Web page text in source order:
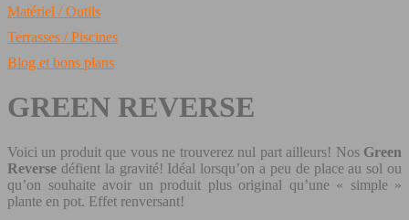
Matériel / Outils
Terrasses / Piscines
Blog et bons plans
GREEN REVERSE
Voici un produit que vous ne trouverez nul part ailleurs! Nos Green
Reverse défient la gravité! Idéal lorsqu’on a peu de place au sol ou
qu’on souhaite avoir un produit plus original qu’une « simple »
plante en pot. Effet renversant!